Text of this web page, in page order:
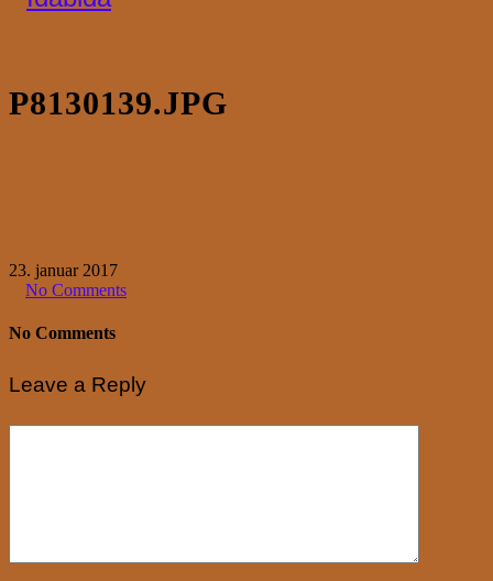
P8130139.JPG
23. januar 2017
No Comments
No Comments
Leave a Reply